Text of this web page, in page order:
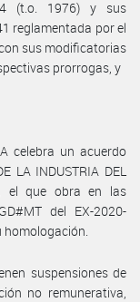
(t.o. 1976) y sus
reglamentada por el
sus modificatorias
prorrogas, y
celebra un acuerdo
LA INDUSTRIA DEL
el que obra en las
del EX-2020-
suspensiones de
no remunerativa,